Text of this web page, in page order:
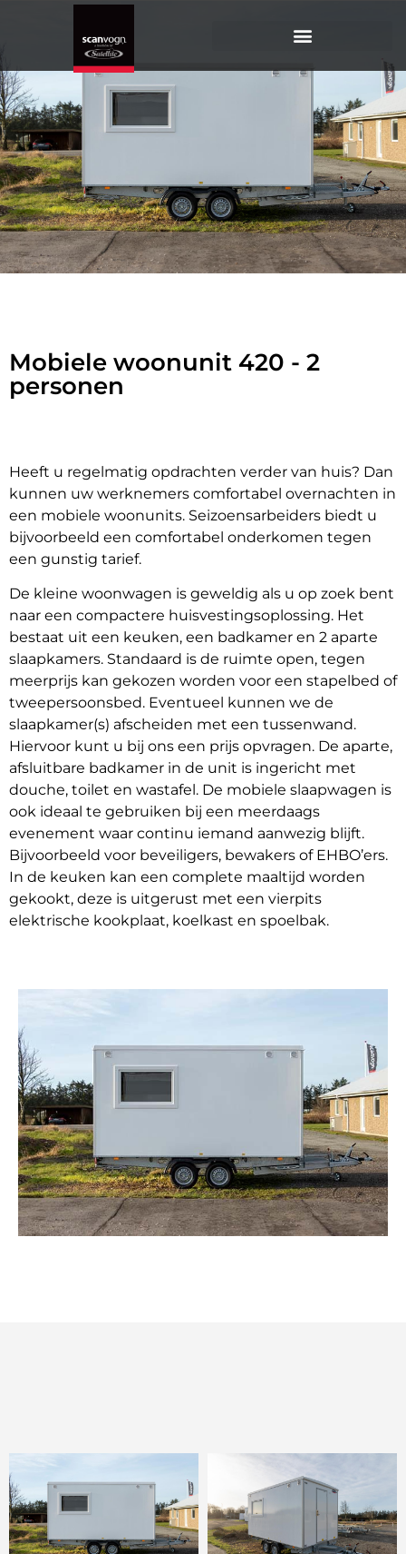
Mobiele woonunit 420 - 2
personen
Heeft u regelmatig opdrachten verder van huis? Dan
kunnen uw werknemers comfortabel overnachten in
een mobiele woonunits. Seizoensarbeiders biedt u
bijvoorbeeld een comfortabel onderkomen tegen
een gunstig tarief.
De kleine woonwagen is geweldig als u op zoek bent
naar een compactere huisvestingsoplossing. Het
bestaat uit een keuken, een badkamer en 2 aparte
slaapkamers. Standaard is de ruimte open, tegen
meerprijs kan gekozen worden voor een stapelbed of
tweepersoonsbed. Eventueel kunnen we de
slaapkamer(s) afscheiden met een tussenwand.
Hiervoor kunt u bij ons een prijs opvragen. De aparte,
afsluitbare badkamer in de unit is ingericht met
douche, toilet en wastafel. De mobiele slaapwagen is
ook ideaal te gebruiken bij een meerdaags
evenement waar continu iemand aanwezig blijft.
Bijvoorbeeld voor beveiligers, bewakers of EHBO’ers.
In de keuken kan een complete maaltijd worden
gekookt, deze is uitgerust met een vierpits
elektrische kookplaat, koelkast en spoelbak.